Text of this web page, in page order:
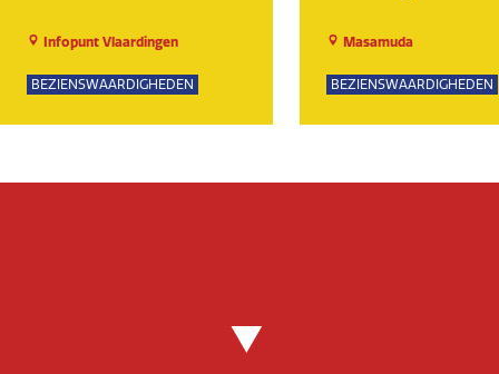
Infopunt Vlaardingen
BEZIENSWAARDIGHEDEN
Masamuda
BEZIENSWAARDIGHEDEN